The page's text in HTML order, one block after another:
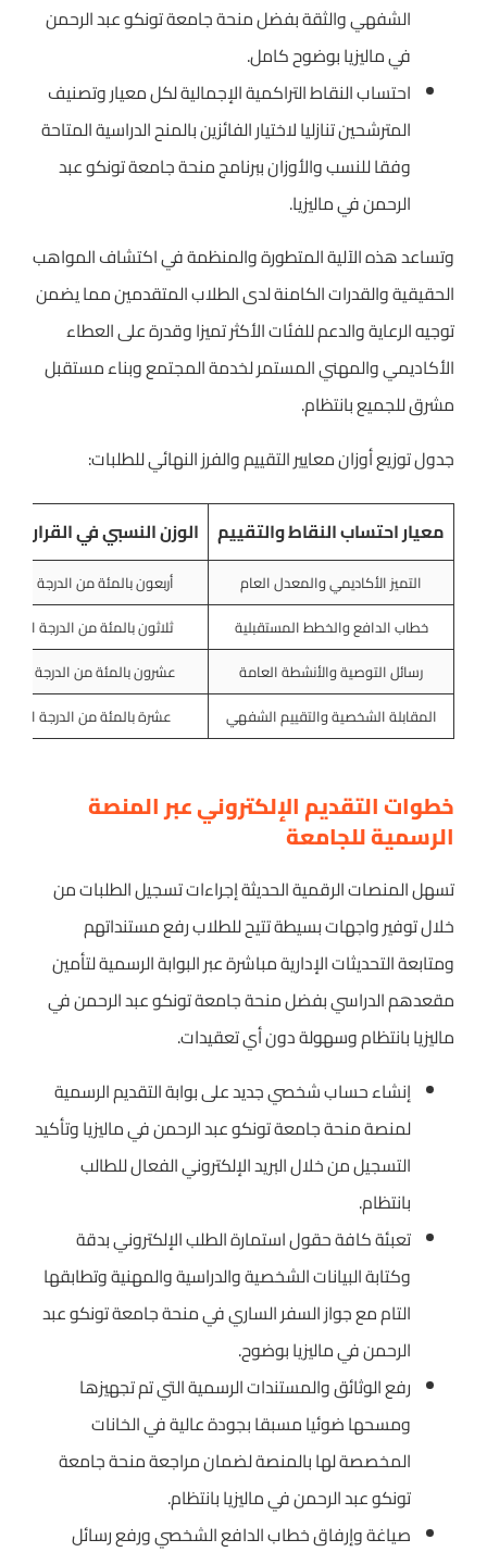
الشفهي والثقة بفضل منحة جامعة تونكو عبد الرحمن
في ماليزيا بوضوح كامل.
احتساب النقاط التراكمية الإجمالية لكل معيار وتصنيف
المترشحين تنازليا لاختيار الفائزين بالمنح الدراسية المتاحة
وفقا للنسب والأوزان ببرنامج منحة جامعة تونكو عبد
الرحمن في ماليزيا.
وتساعد هذه الآلية المتطورة والمنظمة في اكتشاف المواهب
الحقيقية والقدرات الكامنة لدى الطلاب المتقدمين مما يضمن
توجيه الرعاية والدعم للفئات الأكثر تميزا وقدرة على العطاء
الأكاديمي والمهني المستمر لخدمة المجتمع وبناء مستقبل
مشرق للجميع بانتظام.
جدول توزيع أوزان معايير التقييم والفرز النهائي للطلبات:
معيار احتساب النقاط والتقييم الوزن النسبي في القرار
التميز الأكاديمي والمعدل العام
أربعون بالمئة من الدرجة
خطاب الدافع والخطط المستقبلية
ثلاثون بالمئة من الدرجة الكلية
رسائل التوصية والأنشطة العامة
عشرون بالمئة من الدرجة
المقابلة الشخصية والتقييم الشفهي
عشرة بالمئة من الدرجة الكلية
خطوات التقديم الإلكتروني عبر المنصة
الرسمية للجامعة
تسهل المنصات الرقمية الحديثة إجراءات تسجيل الطلبات من
خلال توفير واجهات بسيطة تتيح للطلاب رفع مستنداتهم
ومتابعة التحديثات الإدارية مباشرة عبر البوابة الرسمية لتأمين
مقعدهم الدراسي بفضل منحة جامعة تونكو عبد الرحمن في
ماليزيا بانتظام وسهولة دون أي تعقيدات.
إنشاء حساب شخصي جديد على بوابة التقديم الرسمية
لمنصة منحة جامعة تونكو عبد الرحمن في ماليزيا وتأكيد
التسجيل من خلال البريد الإلكتروني الفعال للطالب
بانتظام.
تعبئة كافة حقول استمارة الطلب الإلكتروني بدقة
وكتابة البيانات الشخصية والدراسية والمهنية وتطابقها
التام مع جواز السفر الساري في منحة جامعة تونكو عبد
الرحمن في ماليزيا بوضوح.
رفع الوثائق والمستندات الرسمية التي تم تجهيزها
ومسحها ضوئيا مسبقا بجودة عالية في الخانات
المخصصة لها بالمنصة لضمان مراجعة منحة جامعة
تونكو عبد الرحمن في ماليزيا بانتظام.
صياغة وإرفاق خطاب الدافع الشخصي ورفع رسائل